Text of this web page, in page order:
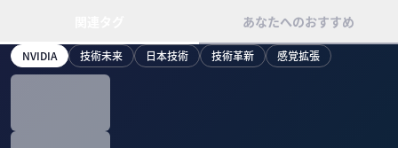
あなたへのおすすめ
NVIDIA 技術未来 日本技術 技術革新 感覚拡張